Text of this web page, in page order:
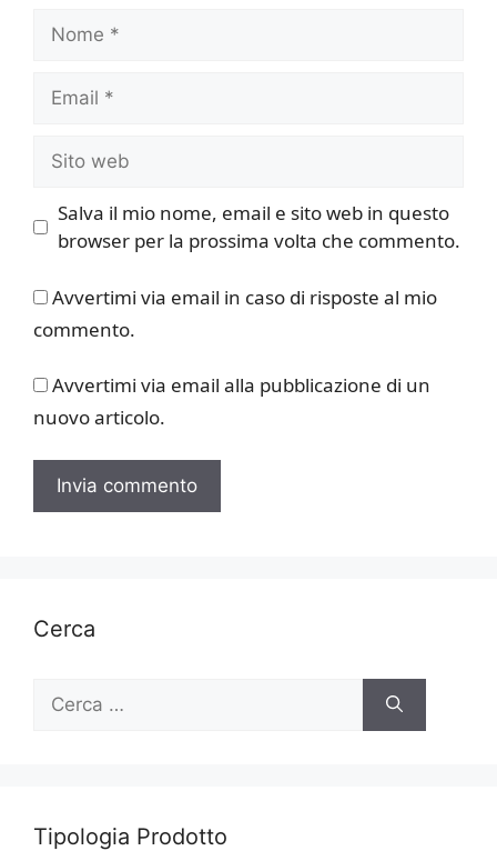
Nome
Email
Sito
web
Salva il mio nome, email e sito web in questo
browser per la prossima volta che commento.
Avvertimi via email in caso di risposte al mio
commento.
Avvertimi via email alla pubblicazione di un
nuovo articolo.
Cerca
per:
Tipologia Prodotto